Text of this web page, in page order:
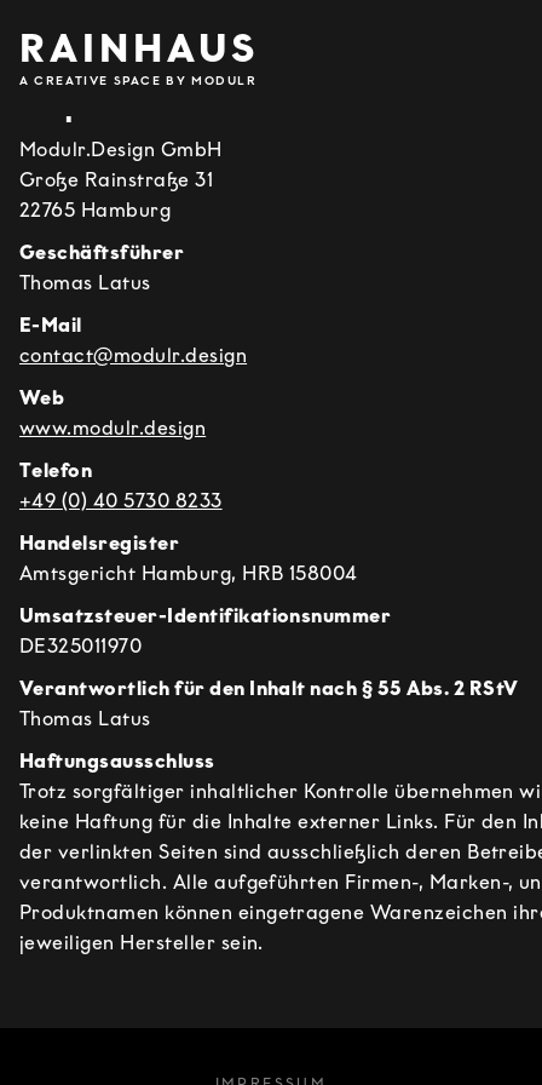
RAINHAUS
A CREATIVE SPACE BY MODULR
Modulr.Design GmbH
Große Rainstraße 31
22765 Hamburg
Geschäftsführer
Thomas Latus
E-Mail
contact@modulr.design
Web
www.modulr.design
Telefon
+49 (0) 40 5730 8233
Handelsregister
Amtsgericht Hamburg, HRB 158004
Umsatzsteuer-Identifikationsnummer
DE325011970
Verantwortlich für den Inhalt nach § 55 Abs. 2 RStV
Thomas Latus
Haftungsausschluss
Trotz sorgfältiger inhaltlicher Kontrolle übernehmen
keine Haftung für die Inhalte externer Links. Für den
der verlinkten Seiten sind ausschließlich deren
verantwortlich. Alle aufgeführten Firmen-, Marken-,
Produktnamen können eingetragene Warenzeichen
jeweiligen Hersteller sein.